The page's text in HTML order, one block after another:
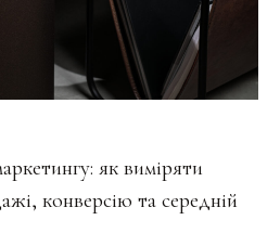
як виміряти
конверсію та середній